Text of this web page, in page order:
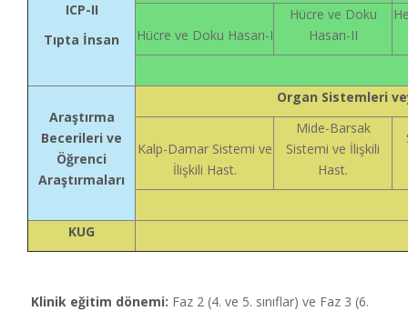
ICP-II
Tıpta İnsan
Hücre ve Doku Hasarı-I
Hücre ve Doku
Hasarı-II
Araştırma
Becerileri ve
Öğrenci
Araştırmaları
Organ Sistemleri
Kalp-Damar Sistemi ve
İlişkili Hast.
Mide-Barsak
Sistemi ve İlişkili
Hast.
KUG
Klinik eğitim dönemi: Faz 2 (4. ve 5. sınıflar) ve Faz 3 (6.